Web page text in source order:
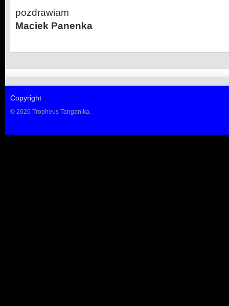
pozdrawiam
Maciek Panenka
Copyright
© 2026 Tropheus Tanganika.